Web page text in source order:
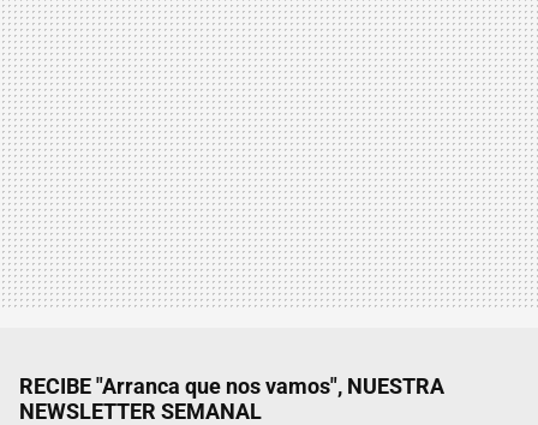
RECIBE "Arranca que nos vamos", NUESTRA
NEWSLETTER SEMANAL